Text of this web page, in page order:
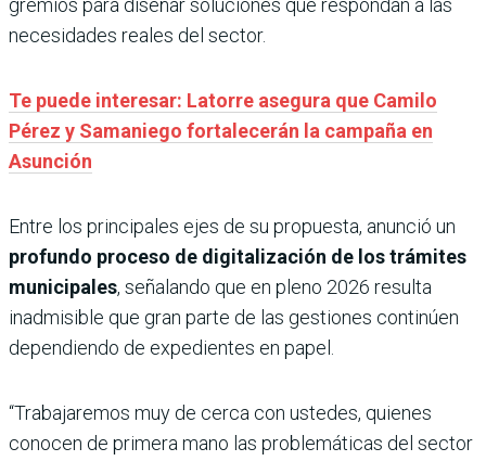
gremios para diseñar soluciones que respondan a las
necesidades reales del sector.
Te puede interesar: Latorre asegura que Camilo
Pérez y Samaniego fortalecerán la campaña en
Asunción
Entre los principales ejes de su propuesta, anunció un
profundo proceso de digitalización de los trámites
municipales, señalando que en pleno 2026 resulta
inadmisible que gran parte de las gestiones continúen
dependiendo de expedientes en papel.
“Trabajaremos muy de cerca con ustedes, quienes
conocen de primera mano las problemáticas del sector